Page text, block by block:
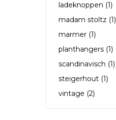
ladeknoppen (1)
madam stoltz (1)
marmer (1)
planthangers (1)
scandinavisch (1)
steigerhout (1)
vintage (2)